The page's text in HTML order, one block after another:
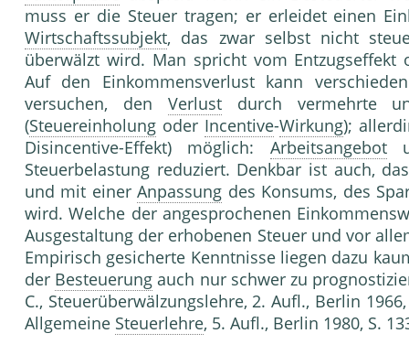
muss er die Steuer tragen; er erleidet einen
Wirtschaftssubjekt, das zwar selbst nicht
überwälzt wird. Man spricht vom
Auf den Einkommensverlust kann
versuchen, den Verlustdurch vermehrte
(Steuereinholung oder Incentive-Wirkung);
Disincentive-Effekt) möglich: Arbeitsangebot
Steuerbelastung reduziert. Denkbar ist auch,
und mit einerAnpassung des Konsums, des
wird. Welche der angesprochenen
Ausgestaltung der erhobenen Steuer und vor
Empirisch gesicherte Kenntnisse liegen dazu
der Besteuerung auch nur schwer zu
C., Steuerüberwälzungslehre, 2. Aufl., Berlin
Allgemeine Steuerlehre, 5. Aufl., Berlin 1980, S.